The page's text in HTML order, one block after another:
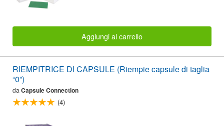
Aggiungi al carrello
RIEMPITRICE DI CAPSULE (Riempie capsule di taglia
“0”)
da Capsule Connection
(4)